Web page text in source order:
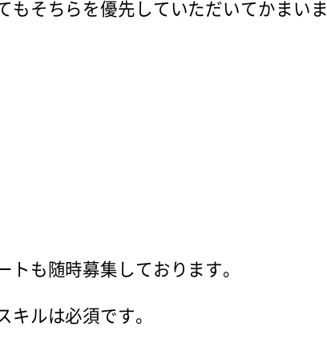
そちらを優先していただいてかまいま
も随時募集しております。
ルは必須です。